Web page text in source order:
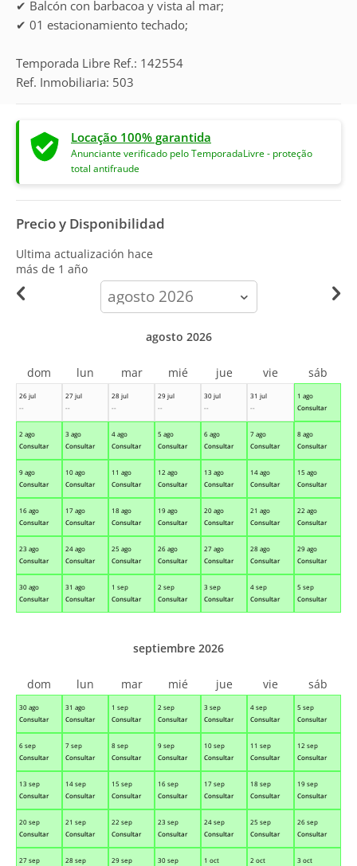
✔ Balcón con barbacoa y vista al mar;
✔ 01 estacionamiento techado;
Temporada Libre Ref.: 142554
Ref. Inmobiliaria: 503
Locação 100% garantida
Anunciante verificado pelo TemporadaLivre - proteção
total antifraude
Precio y Disponibilidad
Ultima actualización hace
más de 1 año
calendar-
month
26 jul
--
27 jul
--
28 jul
--
29 jul
--
30 jul
--
31 jul
--
1 ago
Consultar
2 ago
Consultar
3 ago
Consultar
4 ago
Consultar
5 ago
Consultar
6 ago
Consultar
7 ago
Consultar
8 ago
Consultar
9 ago
Consultar
10 ago
Consultar
11 ago
Consultar
12 ago
Consultar
13 ago
Consultar
14 ago
Consultar
15 ago
Consultar
16 ago
Consultar
17 ago
Consultar
18 ago
Consultar
19 ago
Consultar
20 ago
Consultar
21 ago
Consultar
22 ago
Consultar
23 ago
Consultar
24 ago
Consultar
25 ago
Consultar
26 ago
Consultar
27 ago
Consultar
28 ago
Consultar
29 ago
Consultar
30 ago
Consultar
31 ago
Consultar
1 sep
Consultar
2 sep
Consultar
3 sep
Consultar
4 sep
Consultar
5 sep
Consultar
agosto 2026
dom lun mar mié jue vie sáb
30 ago
Consultar
31 ago
Consultar
1 sep
Consultar
2 sep
Consultar
3 sep
Consultar
4 sep
Consultar
5 sep
Consultar
6 sep
Consultar
7 sep
Consultar
8 sep
Consultar
9 sep
Consultar
10 sep
Consultar
11 sep
Consultar
12 sep
Consultar
13 sep
Consultar
14 sep
Consultar
15 sep
Consultar
16 sep
Consultar
17 sep
Consultar
18 sep
Consultar
19 sep
Consultar
20 sep
Consultar
21 sep
Consultar
22 sep
Consultar
23 sep
Consultar
24 sep
Consultar
25 sep
Consultar
26 sep
Consultar
27 sep
28 sep
29 sep
30 sep
1 oct
2 oct
3 oct
septiembre 2026
dom lun mar mié jue vie sáb